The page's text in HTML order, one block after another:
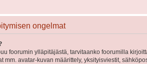
ongelmat
foorumin ylläpitäjästä, tarvitaanko foorumilla
mm. avatar-kuvan määrittely, yksityisviestit,